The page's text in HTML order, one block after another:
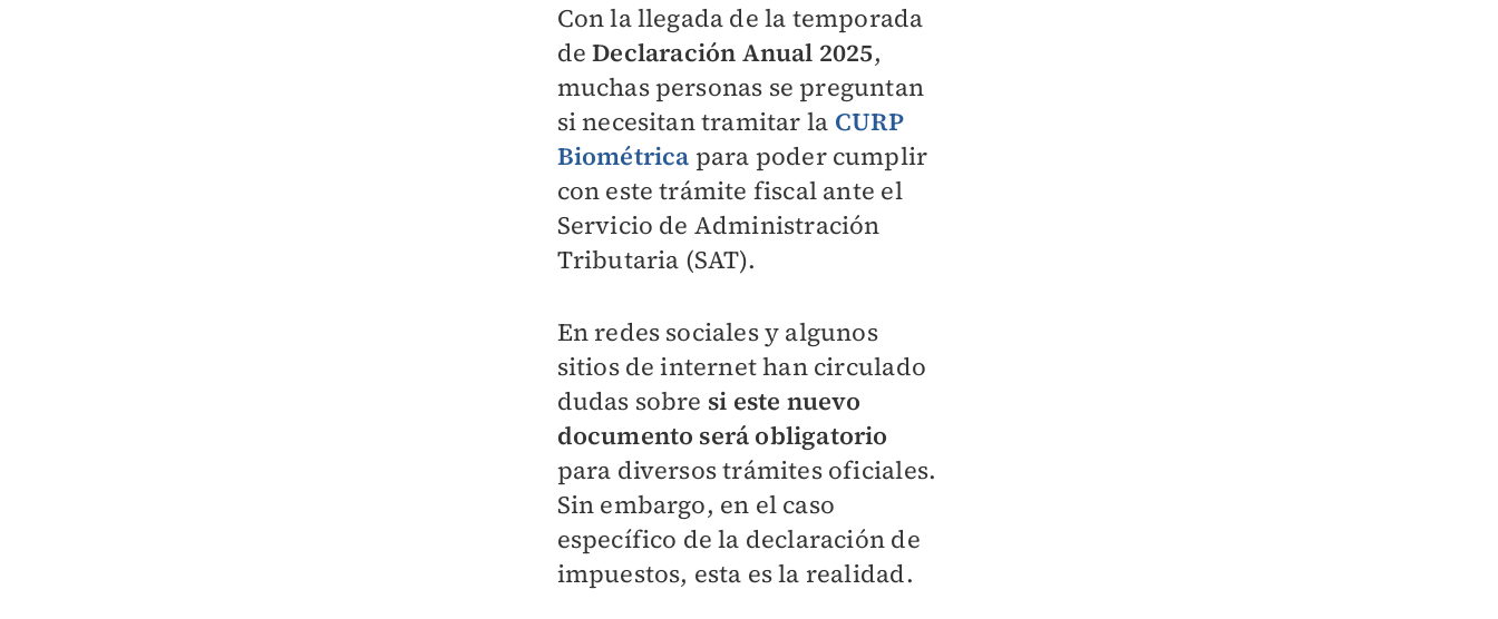
Con la llegada de la temporada
deDeclaración Anual 2025,
muchas personas se preguntan
si necesitan tramitar la CURP
Biométrica para poder cumplir
con este trámite fiscal ante el
Servicio de Administración
Tributaria (SAT).
En redes sociales y algunos
sitios de internet han circulado
dudas sobre si este nuevo
documento será obligatorio
para diversos trámites oficiales.
Sin embargo, en el caso
específico de la declaración de
impuestos, esta es la realidad.